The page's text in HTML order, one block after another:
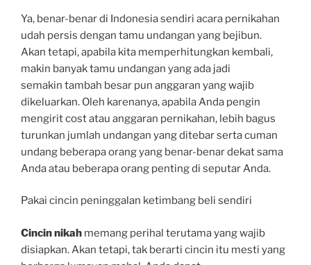
Ya, benar-benar di Indonesia sendiri acara pernikahan
udah persis dengan tamu undangan yang bejibun.
Akan tetapi, apabila kita memperhitungkan kembali,
makin banyak tamu undangan yang ada jadi
semakin tambah besar pun anggaran yang wajib
dikeluarkan. Oleh karenanya, apabila Anda pengin
mengirit cost atau anggaran pernikahan, lebih bagus
turunkan jumlah undangan yang ditebar serta cuman
undang beberapa orang yang benar-benar dekat sama
Anda atau beberapa orang penting di seputar Anda.
Pakai cincin peninggalan ketimbang beli sendiri
Cincin nikah memang perihal terutama yang wajib
disiapkan. Akan tetapi, tak berarti cincin itu mesti yang